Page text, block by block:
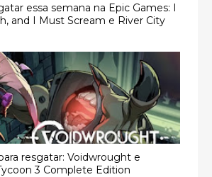
essa semana na Epic Games: I
and I Must Scream e River City
resgatar: Voidwrought e
3 Complete Edition